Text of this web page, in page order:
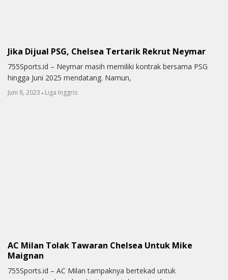
Jika Dijual PSG, Chelsea Tertarik Rekrut Neymar
755Sports.id – Neymar masih memiliki kontrak bersama PSG
hingga Juni 2025 mendatang. Namun,
Juni 8, 2023 - Liga Inggris
AC Milan Tolak Tawaran Chelsea Untuk Mike
Maignan
755Sports.id – AC Milan tampaknya bertekad untuk